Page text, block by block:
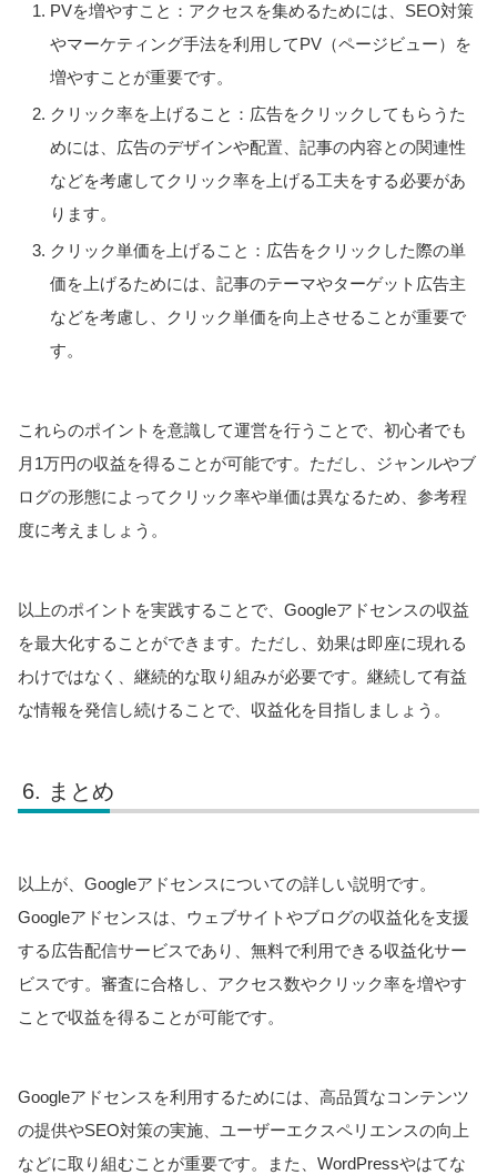
PVを増やすこと：アクセスを集めるためには、SEO対策
やマーケティング手法を利用してPV（ページビュー）を
増やすことが重要です。
クリック率を上げること：広告をクリックしてもらうた
めには、広告のデザインや配置、記事の内容との関連性
などを考慮してクリック率を上げる工夫をする必要があ
ります。
クリック単価を上げること：広告をクリックした際の単
価を上げるためには、記事のテーマやターゲット広告主
などを考慮し、クリック単価を向上させることが重要で
す。
これらのポイントを意識して運営を行うことで、初心者でも
月1万円の収益を得ることが可能です。ただし、ジャンルやブ
ログの形態によってクリック率や単価は異なるため、参考程
度に考えましょう。
以上のポイントを実践することで、Googleアドセンスの収益
を最大化することができます。ただし、効果は即座に現れる
わけではなく、継続的な取り組みが必要です。継続して有益
な情報を発信し続けることで、収益化を目指しましょう。
まとめ
以上が、Googleアドセンスについての詳しい説明です。
Googleアドセンスは、ウェブサイトやブログの収益化を支援
する広告配信サービスであり、無料で利用できる収益化サー
ビスです。審査に合格し、アクセス数やクリック率を増やす
ことで収益を得ることが可能です。
Googleアドセンスを利用するためには、高品質なコンテンツ
の提供やSEO対策の実施、ユーザーエクスペリエンスの向上
などに取り組むことが重要です。また、WordPressやはてな